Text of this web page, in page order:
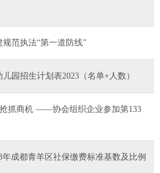
范执法“第一道防线”
园招生计划表2023（名单+人数）
抓商机 ——协会组织企业参加第133
成都青羊区社保缴费标准基数及比例